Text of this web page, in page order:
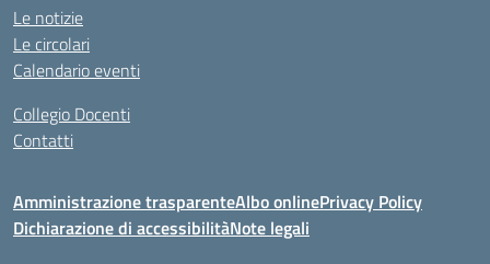
Le notizie
Le circolari
Calendario eventi
Collegio Docenti
Contatti
Amministrazione trasparenteAlbo onlinePrivacy Policy
Dichiarazione di accessibilitàNote legali